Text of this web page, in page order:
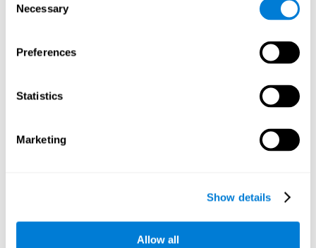
Selection
Necessary
Preferences
Statistics
Marketing
Show details
Allow all
زمن الكمون وعسر الحساب. زمن الكمون والاكتئاب. زمن
يعانون بطء زمن الكمون صعوبات لإجراء الحساب بسهولة.
القدرة على تفسير محفزات بيئتنا.
إنّ الإدراك المكاني هو قدرة الإنسان على إدراك علاقته بالبيئة.
استخدامها واستعمالها.